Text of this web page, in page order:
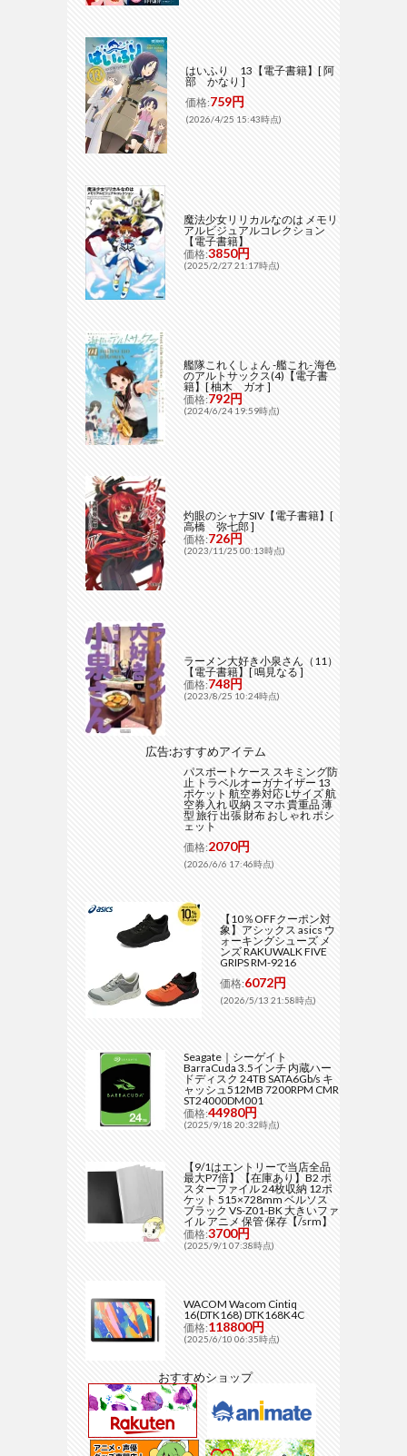
はいふり 13【電子書籍】[ 阿
部 かなり ]
価格:759円
(2026/4/25 15:43時点)
魔法少女リリカルなのは メモリ
アルビジュアルコレクション
【電子書籍】
価格:3850円
(2025/2/27 21:17時点)
艦隊これくしょん -艦これ- 海色
のアルトサックス(4)【電子書
籍】[ 柚木 ガオ ]
価格:792円
(2024/6/24 19:59時点)
灼眼のシャナSIV【電子書籍】[
高橋 弥七郎 ]
価格:726円
(2023/11/25 00:13時点)
ラーメン大好き小泉さん（11）
【電子書籍】[ 鳴見なる ]
価格:748円
(2023/8/25 10:24時点)
広告:おすすめアイテム
パスポートケース スキミング防
止 トラベルオーガナイザー 13
ポケット 航空券対応 Lサイズ 航
空券入れ 収納 スマホ 貴重品 薄
型 旅行 出張 財布 おしゃれ ポシ
ェット
価格:2070円
(2026/6/6 17:46時点)
【10％OFFクーポン対
象】アシックス asics ウ
ォーキングシューズ メ
ンズ RAKUWALK FIVE
GRIPS RM-9216
価格:6072円
(2026/5/13 21:58時点)
Seagate｜シーゲイト
BarraCuda 3.5インチ 内蔵ハー
ドディスク 24TB SATA6Gb/s キ
ャッシュ512MB 7200RPM CMR
ST24000DM001
価格:44980円
(2025/9/18 20:32時点)
【9/1はエントリーで当店全品
最大P7倍】【在庫あり】B2 ポ
スターファイル 24枚収納 12ポ
ケット 515×728mm ベルソス
ブラック VS-Z01-BK 大きいファ
イル アニメ 保管 保存【/srm】
価格:3700円
(2025/9/1 07:38時点)
WACOM Wacom Cintiq
16(DTK168) DTK168K4C
価格:118800円
(2025/6/10 06:35時点)
おすすめショップ